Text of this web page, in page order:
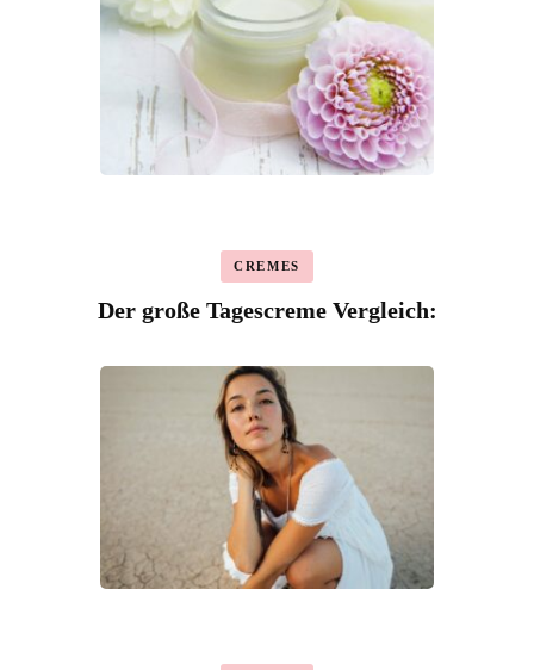
CREMES
Der große Tagescreme Vergleich: